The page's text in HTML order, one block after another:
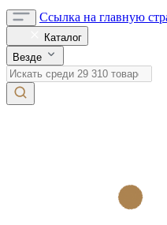
Ссылка на главную
Каталог
Везде